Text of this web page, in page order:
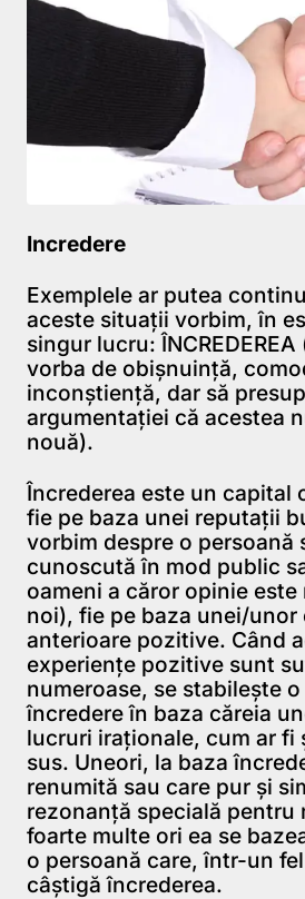
Incredere
Exemplele ar putea
aceste situaţii vorbim, în
singur lucru:
vorba de obişnuinţă,
inconştienţă, dar să
argumentaţiei că acestea
nouă).
Încrederea este un capital
fie pe baza unei reputaţii
vorbim despre o persoană
cunoscută în mod public
oameni a căror opinie
noi), fie pe baza unei/unor
anterioare pozitive. Când
experienţe pozitive sunt
numeroase, se stabileşte
încredere în baza căreia
lucruri iraţionale, cum ar fi
sus. Uneori, la baza
renumită sau care pur şi
rezonanţă specială pentru
foarte multe ori ea se
o persoană care, într-un
câştigă încrederea.